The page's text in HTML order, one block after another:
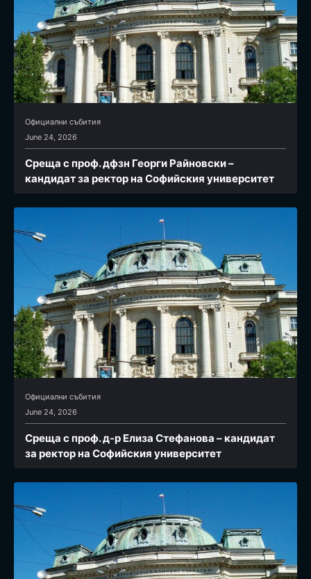
Официални събития
June 24, 2026
Среща с проф. дфзн Георги Райновски –
кандидат за ректор на Софийския университет
Официални събития
June 24, 2026
Среща с проф. д-р Елиза Стефанова – кандидат
за ректор на Софийския университет